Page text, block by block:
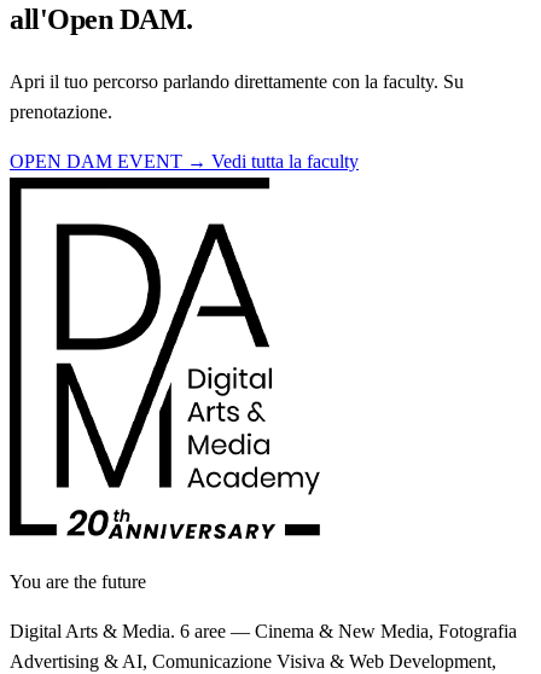
all'Open DAM.
Apri il tuo percorso parlando direttamente con la faculty. Su
prenotazione.
OPEN DAM EVENT → Vedi tutta la faculty
You are the future
Digital Arts & Media. 6 aree — Cinema & New Media, Fotografia
Advertising & AI, Comunicazione Visiva & Web Development,